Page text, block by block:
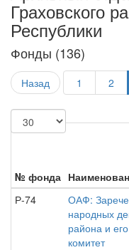
Граховского
Республики
Фонды (136)
Назад 1 2
№ фонда
Р-74
ОАФ:
народных
района и
комитет